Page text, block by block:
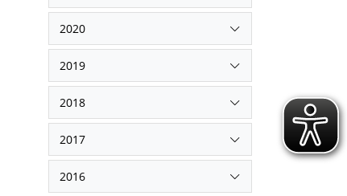
2020
2019
2018
2017
2016